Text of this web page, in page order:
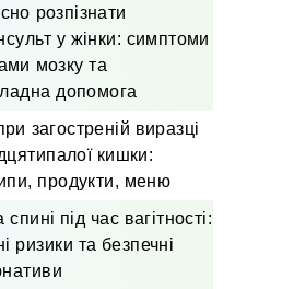
розпізнати
у жінки: симптоми
мозку та
допомога
загостреній виразці
кишки:
продукти, меню
під час вагітності:
ризики та безпечні